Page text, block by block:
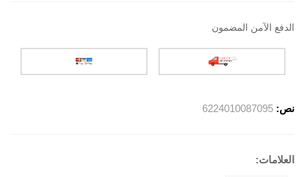
الدفع الآمن المضمون
نص: 6224010087095
العلامات: